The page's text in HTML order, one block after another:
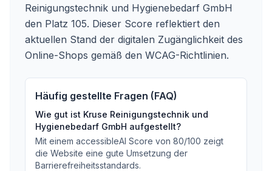
Reinigungstechnik und Hygienebedarf GmbH
den Platz 105. Dieser Score reflektiert den
aktuellen Stand der digitalen Zugänglichkeit des
Online-Shops gemäß den WCAG-Richtlinien.
Häufig gestellte Fragen (FAQ)
Wie gut ist Kruse Reinigungstechnik und
Hygienebedarf GmbH aufgestellt?
Mit einem accessibleAI Score von 80/100 zeigt
die Website eine gute Umsetzung der
Barrierefreiheitsstandards.